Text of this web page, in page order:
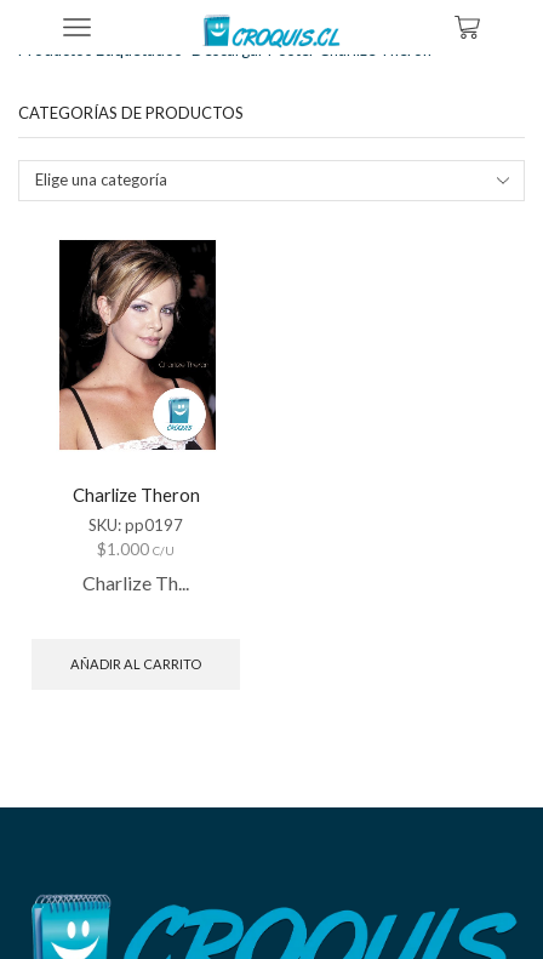
Tienda
Productos Etiquetados “descargar Poster Charlize Theron”
CATEGORÍAS DE PRODUCTOS
Elige una categoría
Charlize Theron
SKU:pp0197
$1.000 C/U
Charlize Th...
AÑADIR AL CARRITO